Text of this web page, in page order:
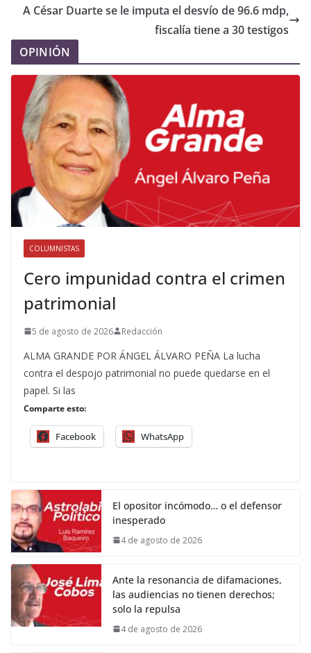
A César Duarte se le imputa el desvío de 96.6 mdp,
fiscalía tiene a 30 testigos
OPINIÓN
COLUMNISTAS
Cero impunidad contra el crimen
patrimonial
5 de agosto de 2026 Redacción
ALMA GRANDE POR ÁNGEL ÁLVARO PEÑA La lucha
contra el despojo patrimonial no puede quedarse en el
papel. Si las
Comparte esto:
Facebook WhatsApp
El opositor incómodo… o el defensor
inesperado
4 de agosto de 2026
Ante la resonancia de difamaciones,
las audiencias no tienen derechos;
solo la repulsa
4 de agosto de 2026